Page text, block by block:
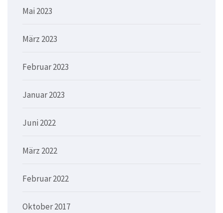
Mai 2023
März 2023
Februar 2023
Januar 2023
Juni 2022
März 2022
Februar 2022
Oktober 2017